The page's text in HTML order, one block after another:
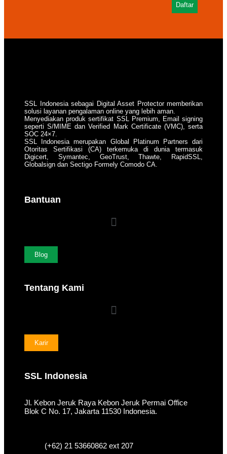
Daftar
SSL Indonesia sebagai Digital Asset Protector memberikan
solusi layanan pengalaman online yang lebih aman.
Menyediakan produk sertifikat SSL Premium, Email signing
seperti S/MIME dan Verified Mark Certificate (VMC), serta
SOC 24×7.
SSL Indonesia merupakan Global Platinum Partners dari
Otoritas Sertifikasi (CA) terkemuka di dunia termasuk
Digicert, Symantec, GeoTrust, Thawte, RapidSSL,
Globalsign dan Sectigo Formely Comodo CA.
Bantuan
Blog
Tentang Kami
Karir
SSL Indonesia
Jl. Kebon Jeruk Raya Kebon Jeruk Permai Office
Blok C No. 17, Jakarta 11530 Indonesia.
(+62) 21 53660862 ext 207